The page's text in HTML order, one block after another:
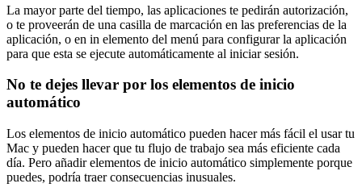
La mayor parte del tiempo, las aplicaciones te pedirán autorización,
o te proveerán de una casilla de marcación en las preferencias de la
aplicación, o en in elemento del menú para configurar la aplicación
para que esta se ejecute automáticamente al iniciar sesión.
No te dejes llevar por los elementos de inicio
automático
Los elementos de inicio automático pueden hacer más fácil el usar tu
Mac y pueden hacer que tu flujo de trabajo sea más eficiente cada
día. Pero añadir elementos de inicio automático simplemente porque
puedes, podría traer consecuencias inusuales.